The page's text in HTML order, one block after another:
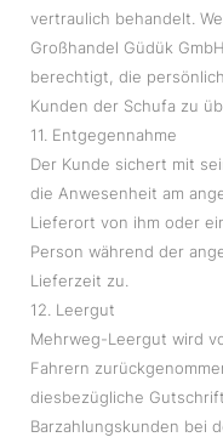
vertraulich behandelt.
Großhandel Güdük
berechtigt, die
Kunden der Schufa zu
11. Entgegennahme
Der Kunde sichert mit
die Anwesenheit am
Lieferort von ihm oder
Person während der
Lieferzeit zu.
12. Leergut
Mehrweg-Leergut wird
Fahrern
diesbezügliche
Barzahlungskunden bei